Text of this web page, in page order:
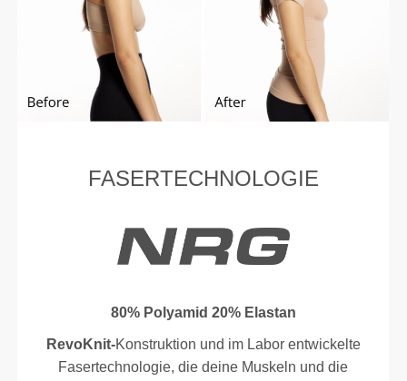
FASERTECHNOLOGIE
80% Polyamid 20% Elastan
RevoKnit-Konstruktion und im Labor entwickelte
Fasertechnologie, die deine Muskeln und die